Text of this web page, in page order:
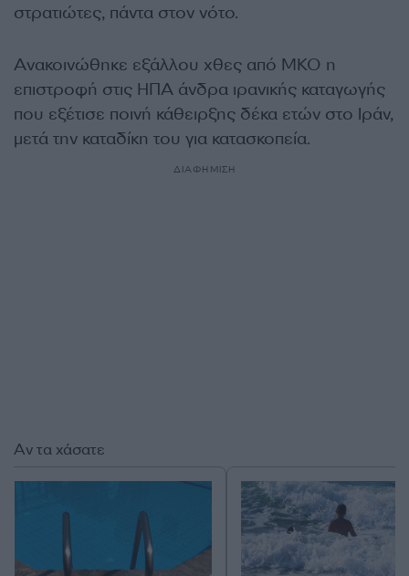
στρατιώτες, πάντα στον νότο.
Ανακοινώθηκε εξάλλου χθες από ΜΚΟ η
επιστροφή στις ΗΠΑ άνδρα ιρανικής καταγωγής
που εξέτισε ποινή κάθειρξης δέκα ετών στο Ιράν,
μετά την καταδίκη του για κατασκοπεία.
ΔΙΑΦΗΜΙΣΗ
Αν τα χάσατε